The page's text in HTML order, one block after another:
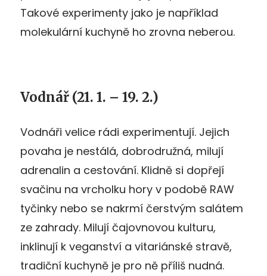
Takové experimenty jako je například
molekulární kuchyně ho zrovna neberou.
Vodnář (21. 1. – 19. 2.)
Vodnáři velice rádi experimentují. Jejich
povaha je nestálá, dobrodružná, milují
adrenalin a cestování. Klidně si dopřejí
svačinu na vrcholku hory v podobě RAW
tyčinky nebo se nakrmí čerstvým salátem
ze zahrady. Milují čajovnovou kulturu,
inklinují k veganství a vitariánské stravě,
tradiční kuchyně je pro ně příliš nudná.